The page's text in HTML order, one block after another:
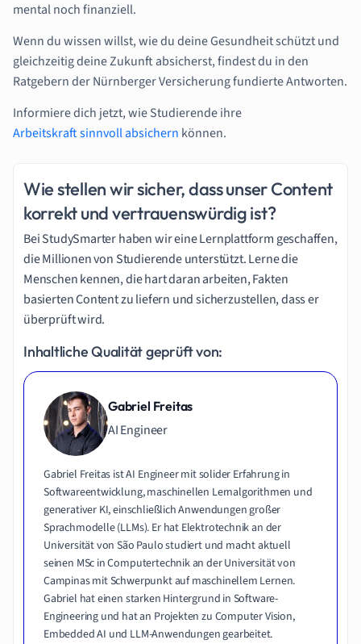
mental noch finanziell.
Wenn du wissen willst, wie du deine Gesundheit schützt und
gleichzeitig deine Zukunft absicherst, findest du in den
Ratgebern der Nürnberger Versicherung fundierte Antworten.
Informiere dich jetzt, wie Studierende ihre
Arbeitskraft sinnvoll absichern können.
Wie stellen wir sicher, dass unser Content
korrekt und vertrauenswürdig ist?
Bei StudySmarter haben wir eine Lernplattform geschaffen,
die Millionen von Studierende unterstützt. Lerne die
Menschen kennen, die hart daran arbeiten, Fakten
basierten Content zu liefern und sicherzustellen, dass er
überprüft wird.
Inhaltliche Qualität geprüft von:
Gabriel Freitas
AI Engineer
Gabriel Freitas ist AI Engineer mit solider Erfahrung in
Softwareentwicklung, maschinellen Lernalgorithmen und
generativer KI, einschließlich Anwendungen großer
Sprachmodelle (LLMs). Er hat Elektrotechnik an der
Universität von São Paulo studiert und macht aktuell
seinen MSc in Computertechnik an der Universität von
Campinas mit Schwerpunkt auf maschinellem Lernen.
Gabriel hat einen starken Hintergrund in Software-
Engineering und hat an Projekten zu Computer Vision,
Embedded AI und LLM-Anwendungen gearbeitet.